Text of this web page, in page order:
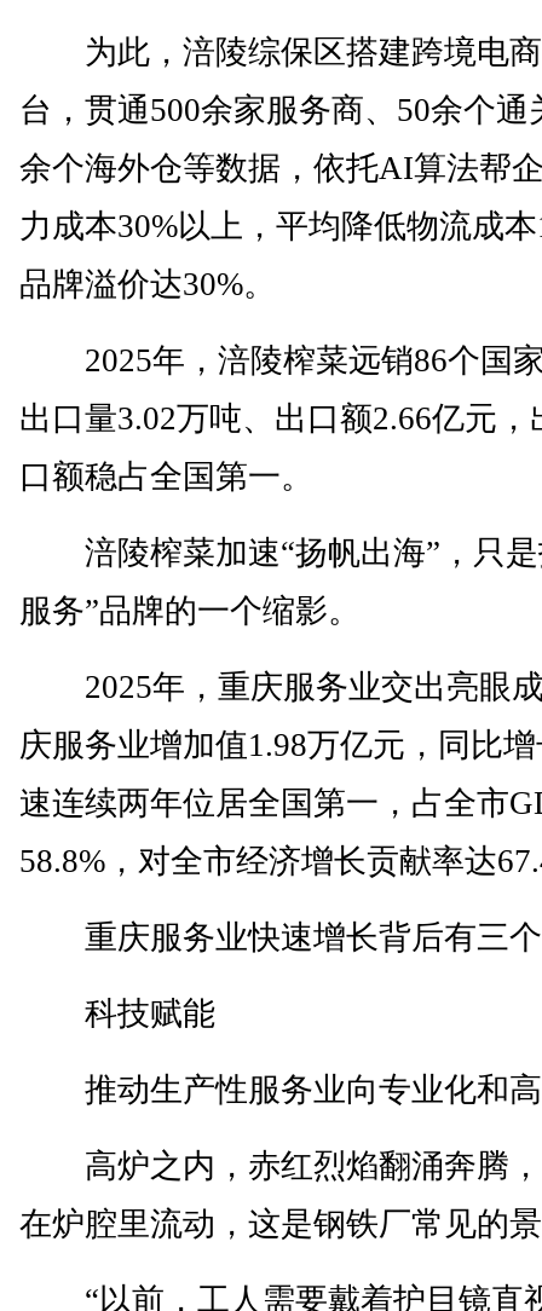
为此，涪陵综保区搭建跨境电商
台，贯通500余家服务商、50余个通
余个海外仓等数据，依托AI算法帮
力成本30%以上，平均降低物流成
品牌溢价达30%。
2025年，涪陵榨菜远销86个国
出口量3.02万吨、出口额2.66亿元
口额稳占全国第一。
涪陵榨菜加速“扬帆出海”，只是
服务”品牌的一个缩影。
2025年，重庆服务业交出亮眼
庆服务业增加值1.98万亿元，同比
速连续两年位居全国第一，占全市
58.8%，对全市经济增长贡献率达
重庆服务业快速增长背后有三个
科技赋能
推动生产性服务业向专业化和高
高炉之内，赤红烈焰翻涌奔腾，
在炉腔里流动，这是钢铁厂常见的
“以前，工人需要戴着护目镜直